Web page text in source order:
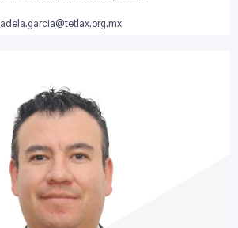
adela.garcia@tetlax.org.mx